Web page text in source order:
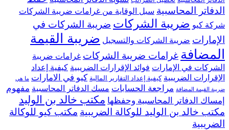
الدفاتر المحاسبية سبل الوقاية من غرامات ضريبة الشركات
شركة كيو ضريبة الشركات ضريبة الشركات في
الإمارات ضريبة الشركات والتسجيل ضريبة القيمة
المضافة غرامات ضريبة الشركات غرامات ضريبة
الشركات في الإمارات فوائد الإقرارات الضريبية كيفية إعداد
الإقرارات الضريبية كيفية إعداد التقارير المالية كيو في الامارات ما هي
ضريبة القيمة المضافة مراجعة الحسابات مسك الدفاتر المحاسبية مفهوم
إمساك الدفاتر المحاسبية وحفظها مكتب خالد بن الوليد
مكتب خالد بن الوليد للوكالة الضريبية مكتب كيو للوكالة
الضريبية